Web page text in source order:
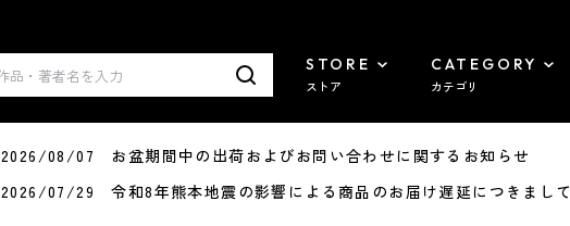
STORE
ストア
CATEGORY
カテゴリ
2026/08/07 お盆期間中の出荷およびお問い合わせに関するお知らせ
2026/07/29 令和8年熊本地震の影響による商品のお届け遅延につきまして